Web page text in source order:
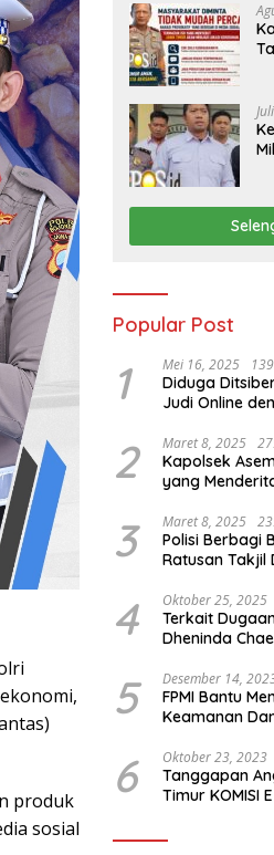
produk
sosial
Popular Post
1 Mei 16, 2025
Diduga
Judi Online
2 Maret 8, 2025
Kapolsek
yang
3 Maret 8, 2025
Polisi Berbagi
Ratusan Takjil
4 Oktober 25, 2025
Terkait
Dheninda
5 Desember 14,
FPMI Bantu
Keamanan
6 Oktober 23, 2023
Tanggapan
Timur KOMISI